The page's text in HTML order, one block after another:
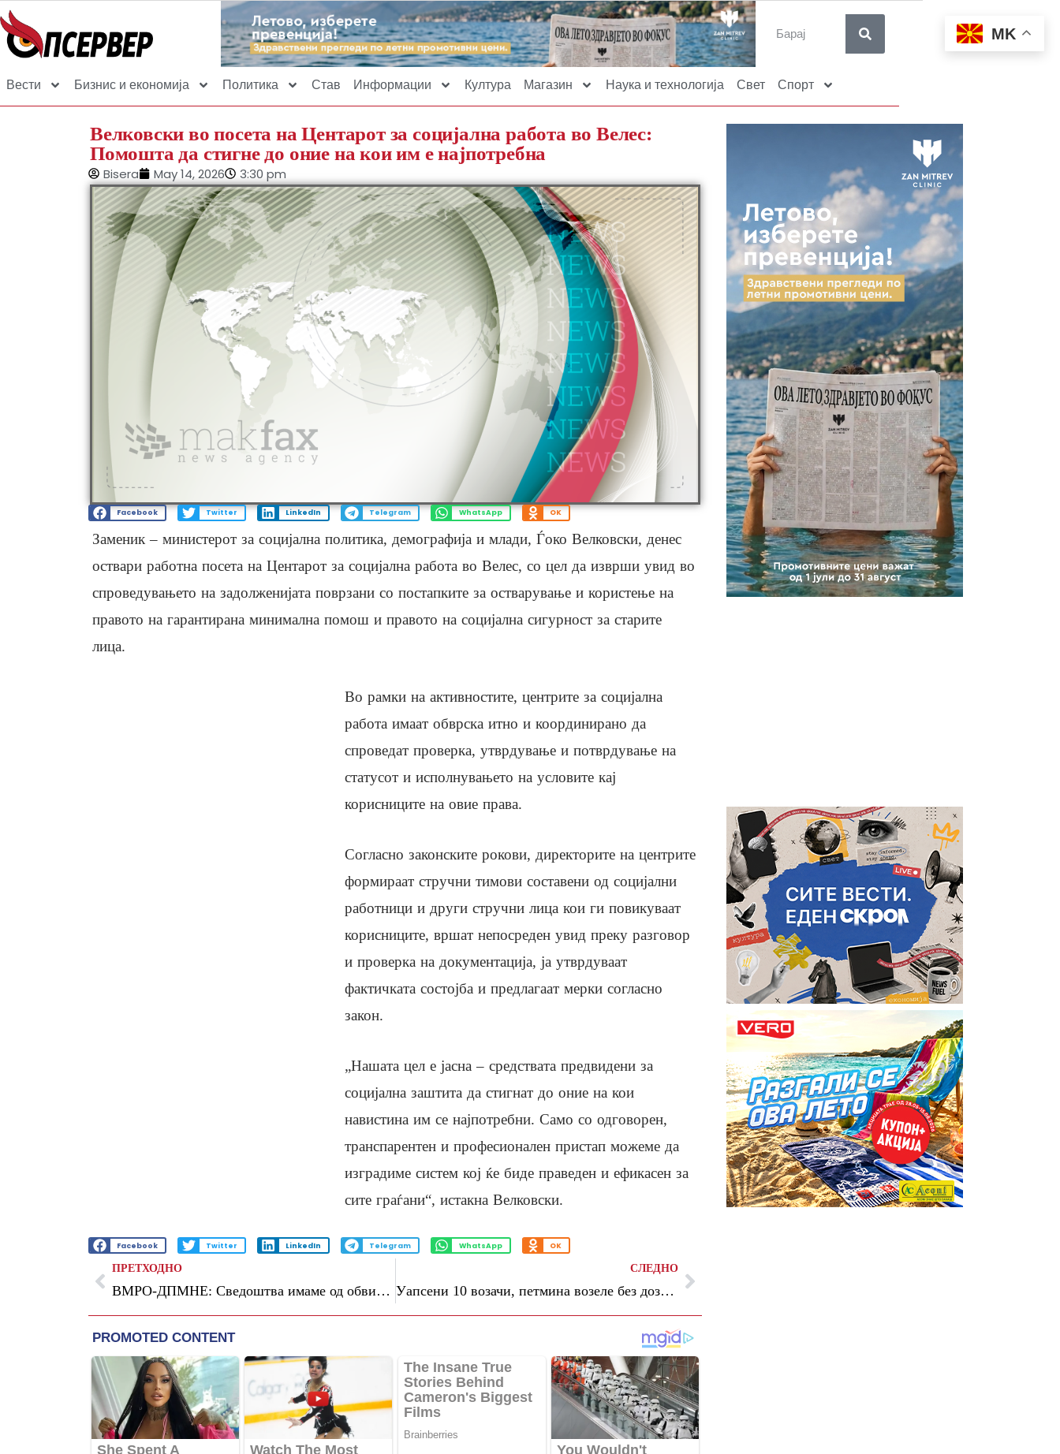
Вести Бизнис и економија Политика Став Информации Култура Магазин Наука и технологија Свет Спорт
Велковски во посета на Центарот за социјална работа во Велес:
Помошта да стигне до оние на кои им е најпотребна
Bisera May 14, 2026 3:30 pm
Facebook Twitter LinkedIn Telegram WhatsApp OK
Заменик – министерот за социјална политика, демографија и млади, Ѓоко Велковски, денес
оствари работна посета на Центарот за социјална работа во Велес, со цел да изврши увид во
спроведувањето на задолженијата поврзани со постапките за остварување и користење на
правото на гарантирана минимална помош и правото на социјална сигурност за старите
лица.
Во рамки на активностите, центрите за социјална
работа имаат обврска итно и координирано да
спроведат проверка, утврдување и потврдување на
статусот и исполнувањето на условите кај
корисниците на овие права.
Согласно законските рокови, директорите на центрите
формираат стручни тимови составени од социјални
работници и други стручни лица кои ги повикуваат
корисниците, вршат непосреден увид преку разговор
и проверка на документација, ја утврдуваат
фактичката состојба и предлагаат мерки согласно
закон.
„Нашата цел е јасна – средствата предвидени за
социјална заштита да стигнат до оние на кои
навистина им се најпотребни. Само со одговорен,
транспарентен и професионален пристап можеме да
изградиме систем кој ќе биде праведен и ефикасен за
сите граѓани“, истакна Велковски.
Facebook Twitter LinkedIn Telegram WhatsApp OK
ПРЕТХОДНО
ВМРО-ДПМНЕ: Сведоштва имаме од обвинители и судии дека Заев, Шеќеринска и Спасовски биле тие кои кажувале кој ќе се гони
СЛЕДНО
Уапсени 10 возачи, петмина возеле без дозвола
MK